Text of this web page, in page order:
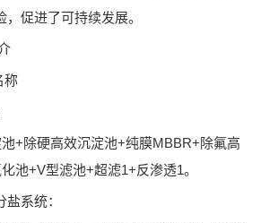
促进了可持续发展。
称
+除硬高效沉淀池+纯膜MBBR+除氟高
池+V型滤池+超滤1+反渗透1。
系统：